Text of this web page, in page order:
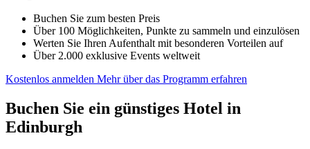
Buchen Sie zum besten Preis
Über 100 Möglichkeiten, Punkte zu sammeln und einzulösen
Werten Sie Ihren Aufenthalt mit besonderen Vorteilen auf
Über 2.000 exklusive Events weltweit
Kostenlos anmelden Mehr über das Programm erfahren
Buchen Sie ein günstiges Hotel in
Edinburgh